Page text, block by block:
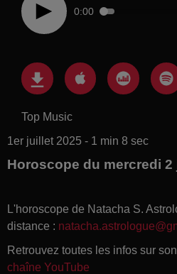
0:00
Top Music
1er juillet 2025 - 1 min 8 sec
Horoscope du mercredi 2
L'horoscope de Natacha S.
distance :
Retrouvez toutes les infos sur
chaîne YouTube